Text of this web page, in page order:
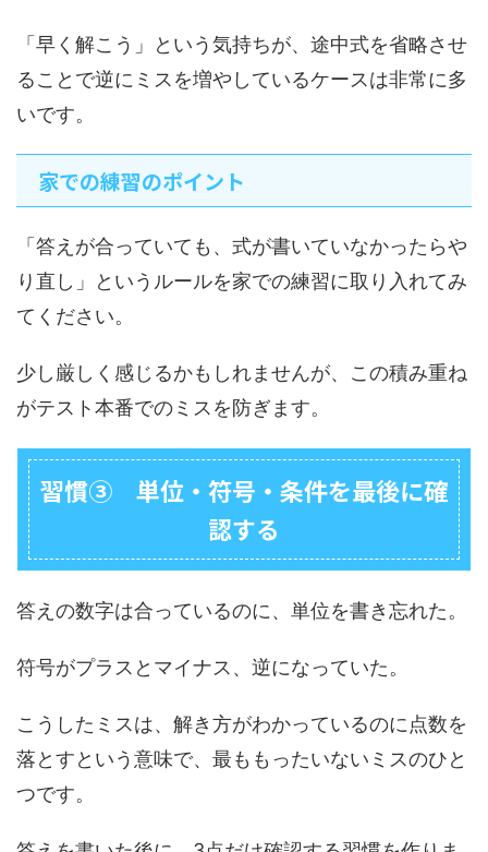
「早く解こう」という気持ちが、途中式を省略させ
ることで逆にミスを増やしているケースは非常に多
いです。
家での練習のポイント
「答えが合っていても、式が書いていなかったらや
り直し」というルールを家での練習に取り入れてみ
てください。
少し厳しく感じるかもしれませんが、この積み重ね
がテスト本番でのミスを防ぎます。
習慣③ 単位・符号・条件を最後に確
認する
答えの数字は合っているのに、単位を書き忘れた。
符号がプラスとマイナス、逆になっていた。
こうしたミスは、解き方がわかっているのに点数を
落とすという意味で、最ももったいないミスのひと
つです。